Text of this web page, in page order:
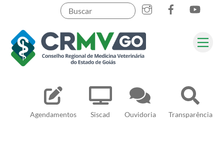
content
Agendamentos Siscad Ouvidoria Transparência
Pesquisar